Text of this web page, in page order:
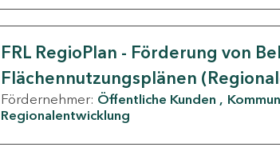
FRL RegioPlan - Förderung von
Flächennutzungsplänen
Fördernehmer: Öffentliche Kunden
Regionalentwicklung